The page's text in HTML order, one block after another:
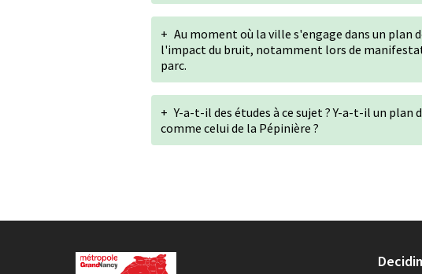
+ Au moment où la ville s'engage dans un
l'impact du bruit, notamment lors de
parc.
+ Y-a-t-il des études à ce sujet ? Y-a-t-il un
comme celui de la Pépinière ?